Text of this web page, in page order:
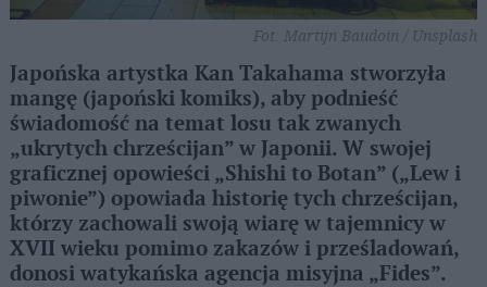
Fot. Martijn Baudoin / Unsplash
Japońska artystka Kan Takahama stworzyła
mangę (japoński komiks), aby podnieść
świadomość na temat losu tak zwanych
„ukrytych chrześcijan” w Japonii. W swojej
graficznej opowieści „Shishi to Botan” („Lew i
piwonie”) opowiada historię tych chrześcijan,
którzy zachowali swoją wiarę w tajemnicy w
XVII wieku pomimo zakazów i prześladowań,
donosi watykańska agencja misyjna „Fides”.